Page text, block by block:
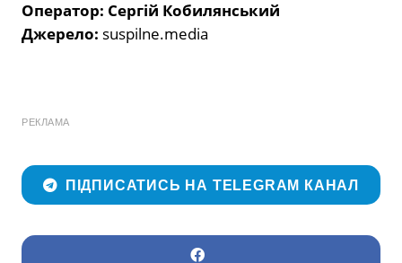
Оператор: Сергій Кобилянський
Джерело: suspilne.media
РЕКЛАМА
ПІДПИСАТИСЬ НА TELEGRAM КАНАЛ